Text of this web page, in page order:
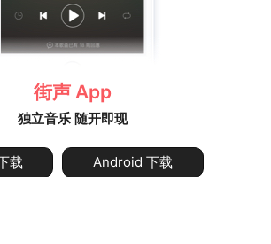
街声 App
独立音乐 随开即现
载 Android 下载